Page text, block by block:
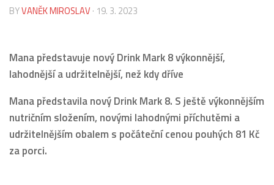
BYVANĚK MIROSLAV · 19. 3. 2023
Mana představuje nový Drink Mark 8 výkonnější,
lahodnější a udržitelnější, než kdy dříve
Mana představila nový Drink Mark 8. S ještě výkonnějším
nutričním složením, novými lahodnými příchutěmi a
udržitelnějším obalem s počáteční cenou pouhých 81 Kč
za porci.